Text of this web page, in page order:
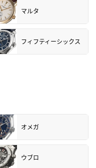
マルタ
フィフティーシックス
オメガ
ウブロ